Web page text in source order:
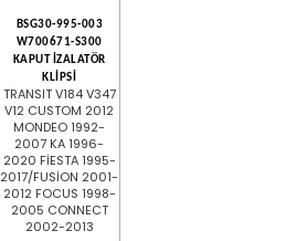
BSG30-995-003
W700671-S300
KAPUT İZALATÖR
KLİPSİ
TRANSIT V184 V347
V12 CUSTOM 2012
MONDEO 1992-
2007 KA 1996-
2020 FİESTA 1995-
2017/FUSİON 2001-
2012 FOCUS 1998-
2005 CONNECT
2002-2013